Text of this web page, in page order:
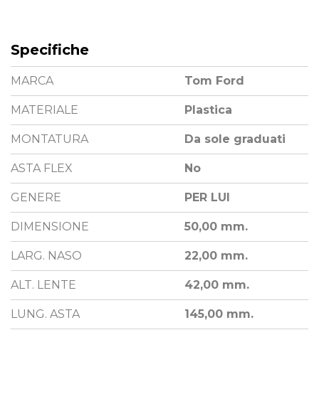
Specifiche
MARCA Tom Ford
MATERIALE Plastica
MONTATURA Da sole graduati
ASTA FLEX No
GENERE PER LUI
DIMENSIONE 50,00 mm.
LARG. NASO 22,00 mm.
ALT. LENTE 42,00 mm.
LUNG. ASTA 145,00 mm.